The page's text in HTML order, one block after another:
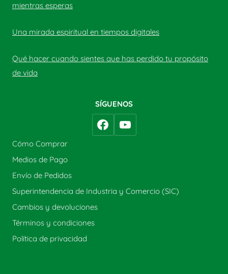
mientras esperas
Una mirada espiritual en tiempos digitales
Qué hacer cuando sientes que has perdido tu propósito
de vida
SÍGUENOS
Cómo Comprar
Medios de Pago
Envío de Pedidos
Superintendencia de Industria y Comercio (SIC)
Cambios y devoluciones
Términos y condiciones
Política de privacidad